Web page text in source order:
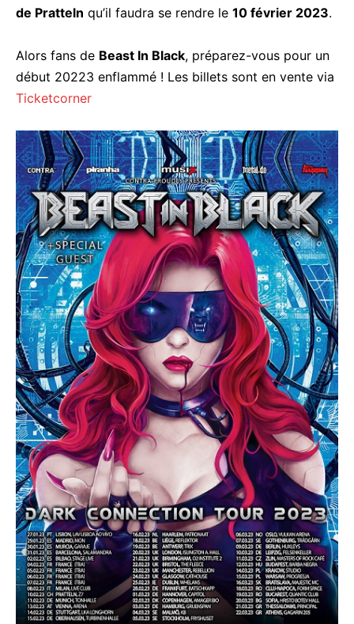
de Pratteln qu’il faudra se rendre le 10 février 2023.
Alors fans de Beast In Black, préparez-vous pour un
début 20223 enflammé ! Les billets sont en vente via
Ticketcorner